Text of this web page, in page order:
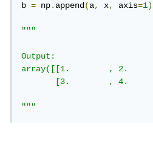
b = np.append(a, x, axis=1)
"""
Output:
array([[1.        , 2.
"""